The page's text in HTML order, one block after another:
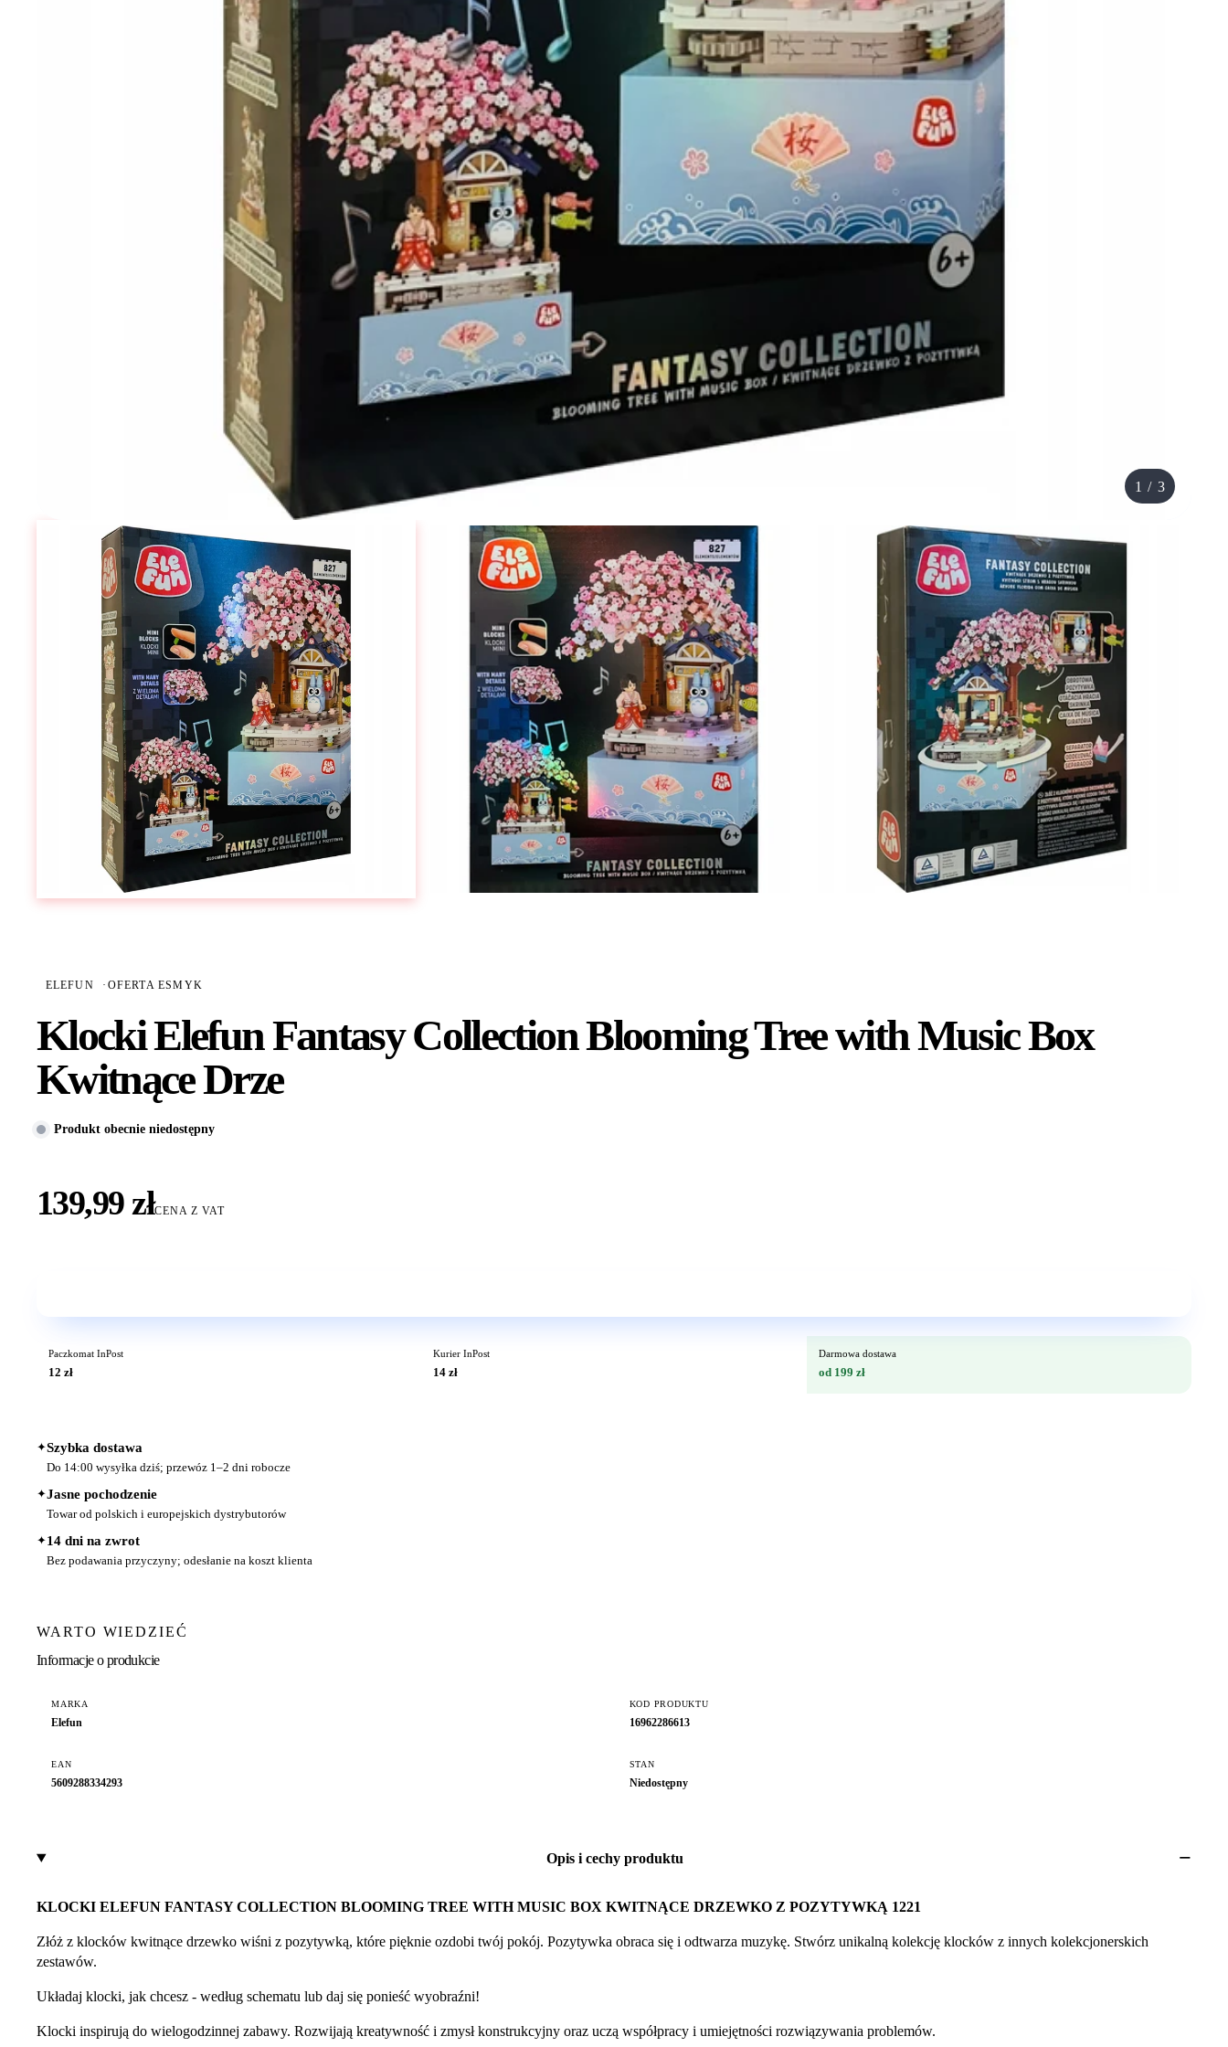
1 / 3
ELEFUN · OFERTA ESMYK
Klocki Elefun Fantasy Collection Blooming Tree with Music Box
Kwitnące Drze
Produkt obecnie niedostępny
139,99 złCENA Z VAT
Paczkomat InPost
12 zł
Kurier InPost
14 zł
Darmowa dostawa
od 199 zł
✦Szybka dostawa
Do 14:00 wysyłka dziś; przewóz 1–2 dni robocze
✦Jasne pochodzenie
Towar od polskich i europejskich dystrybutorów
✦14 dni na zwrot
Bez podawania przyczyny; odesłanie na koszt klienta
WARTO WIEDZIEĆ
Informacje o produkcie
MARKA
Elefun
KOD PRODUKTU
16962286613
EAN
5609288334293
STAN
Niedostępny
Opis i cechy produktu
KLOCKI ELEFUN FANTASY COLLECTION BLOOMING TREE WITH MUSIC BOX KWITNĄCE DRZEWKO Z POZYTYWKĄ 1221
Złóż z klocków kwitnące drzewko wiśni z pozytywką, które pięknie ozdobi twój pokój. Pozytywka obraca się i odtwarza muzykę. Stwórz unikalną kolekcję klocków z innych kolekcjonerskich
zestawów.
Układaj klocki, jak chcesz - według schematu lub daj się ponieść wyobraźni!
Klocki inspirują do wielogodzinnej zabawy. Rozwijają kreatywność i zmysł konstrukcyjny oraz uczą współpracy i umiejętności rozwiązywania problemów.